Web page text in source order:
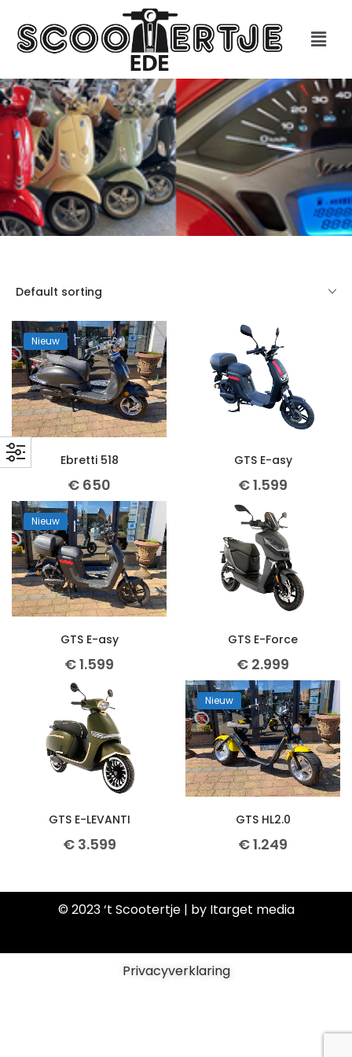
Default sorting
Nieuw
Ebretti 518
€ 650
GTS E-asy
€1.599
Nieuw
GTS E-asy
€1.599
GTS E-Force
€ 2.999
GTS E-LEVANTI
€3.599
Nieuw
GTS HL2.0
€1.249
© 2023 ‘t Scootertje | by Itarget media
Privacyverklaring